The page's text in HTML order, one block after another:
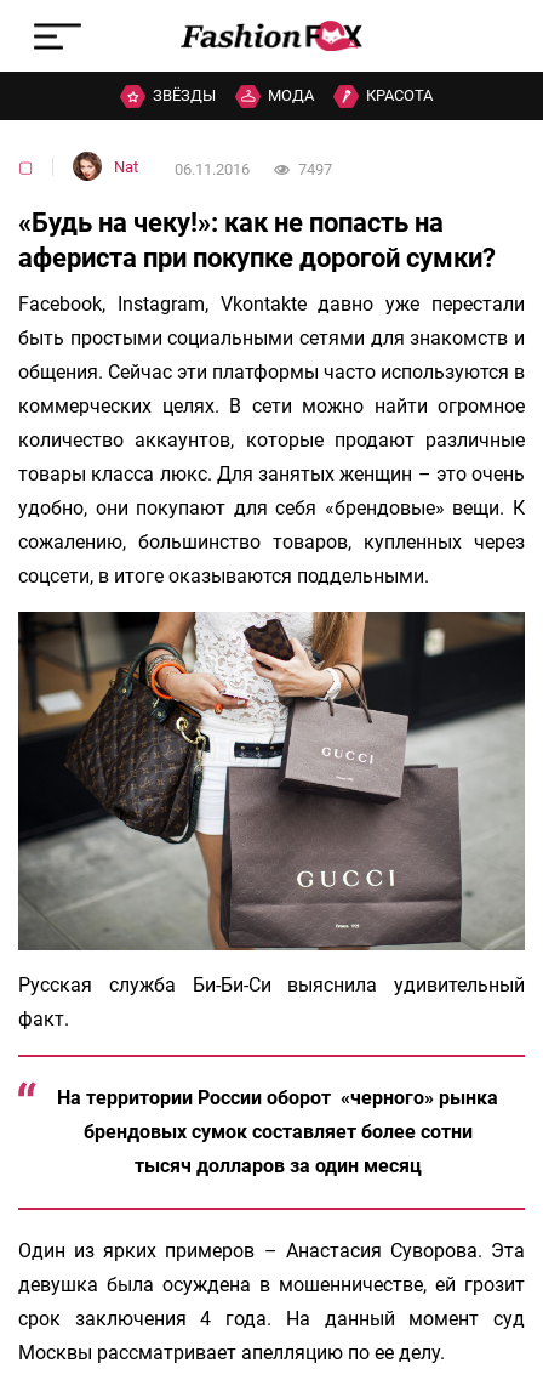
ЗВЁЗДЫ МОДА КРАСОТА
▢ Nat 06.11.2016 7497
«Будь на чеку!»: как не попасть на
афериста при покупке дорогой сумки?
Facebook, Instagram, Vkontakte давно уже перестали
быть простыми социальными сетями для знакомств и
общения. Сейчас эти платформы часто используются в
коммерческих целях. В сети можно найти огромное
количество аккаунтов, которые продают различные
товары класса люкс. Для занятых женщин – это очень
удобно, они покупают для себя «брендовые» вещи. К
сожалению, большинство товаров, купленных через
соцсети, в итоге оказываются поддельными.
Русская служба Би-Би-Си выяснила удивительный
факт.
На территории России оборот «черного» рынка
брендовых сумок составляет более сотни
тысяч долларов за один месяц
Один из ярких примеров – Анастасия Суворова. Эта
девушка была осуждена в мошенничестве, ей грозит
срок заключения 4 года. На данный момент суд
Москвы рассматривает апелляцию по ее делу.